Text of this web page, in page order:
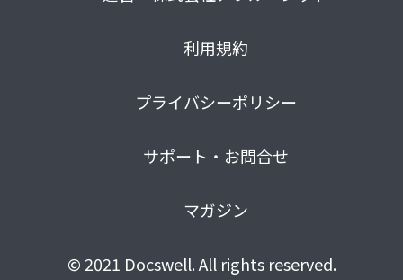
利用規約
プライバシーポリシー
サポート・お問合せ
マガジン
© 2021 Docswell. All rights reserved.